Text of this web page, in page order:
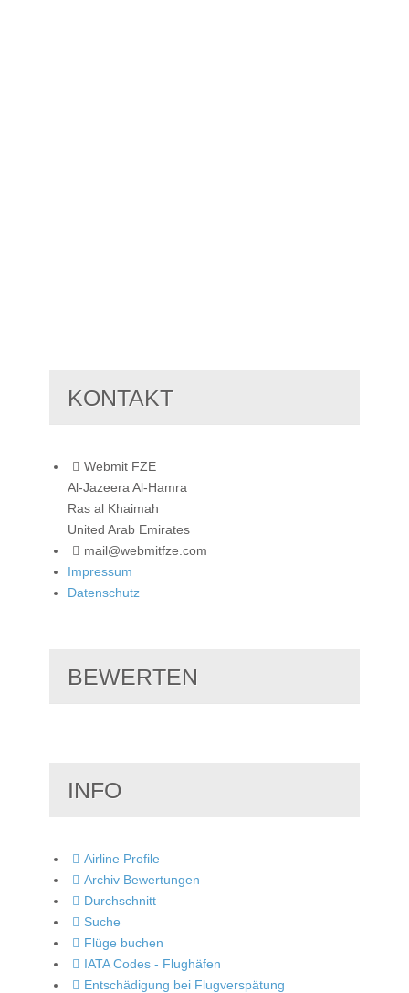
KONTAKT
Webmit FZE
Al-Jazeera Al-Hamra
Ras al Khaimah
United Arab Emirates
mail@webmitfze.com
Impressum
Datenschutz
BEWERTEN
INFO
Airline Profile
Archiv Bewertungen
Durchschnitt
Suche
Flüge buchen
IATA Codes - Flughäfen
Entschädigung bei Flugverspätung